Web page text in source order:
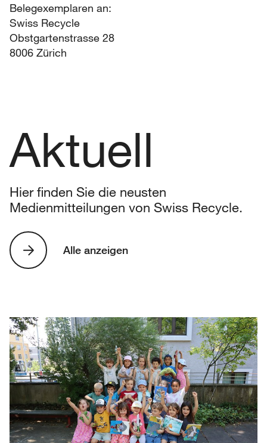
Belegexemplaren an:
Swiss Recycle
Obstgartenstrasse 28
8006 Zürich
Aktuell
Hier finden Sie die neusten
Medienmitteilungen von Swiss Recycle.
Alle anzeigen